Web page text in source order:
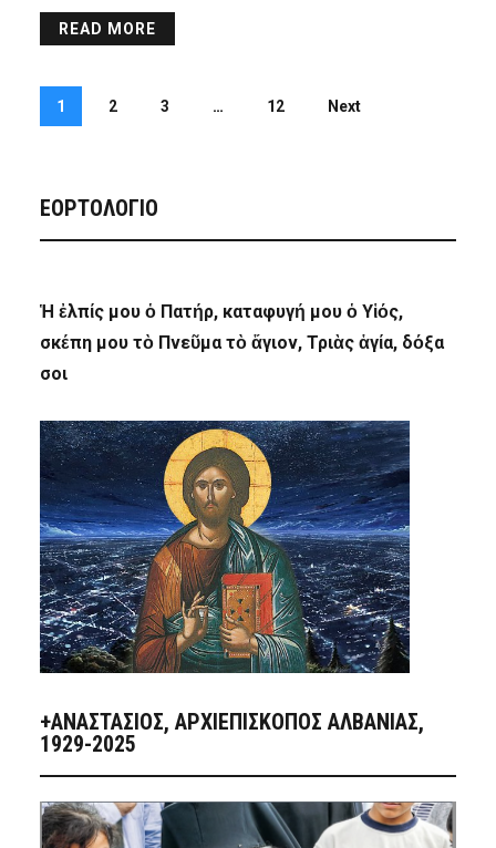
READ MORE
1 2 3 … 12 Next
ΕΟΡΤΟΛΟΓΙΟ
Ἡ ἐλπίς μου ὁ Πατήρ, καταφυγή μου ὁ Υἱός,
σκέπη μου τὸ Πνεῦμα τὸ ἅγιον, Τριὰς ἁγία, δόξα
σοι
+ΑΝΑΣΤΆΣΙΟΣ, ΑΡΧΙΕΠΊΣΚΟΠΟΣ ΑΛΒΑΝΊΑΣ,
1929-2025